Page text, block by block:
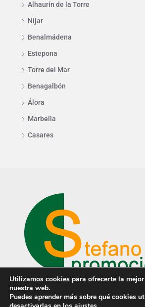
Alhaurín de la Torre
Níjar
Benalmádena
Estepona
Torre del Mar
Benagalbón
Álora
Marbella
Casares
Utilizamos cookies para ofrecerte la
nuestra web.
Puedes aprender más sobre qué cookies